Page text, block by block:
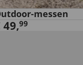
messen
49,99